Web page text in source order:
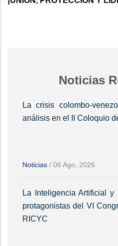
Noticias
La crisis colombo-
análisis en el II Coloquio
Noticias / 06 Ago, 2026
La Inteligencia Artificial y
protagonistas del VI
RICYC